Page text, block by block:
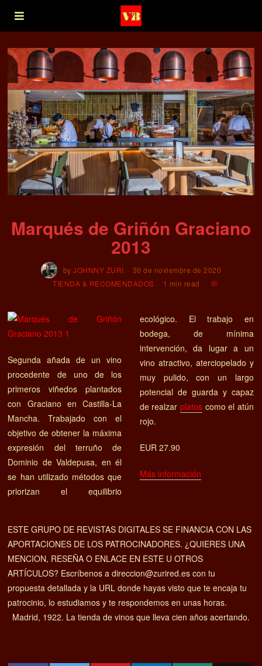
Marqués de Griñón Graciano
2013
byJOHNNY ZURI
30 de noviembre de 2020
TIENDA & RECOMENDADOS
1 min read
Segunda añada de un vino
procedente de uno de los
primeros viñedos plantados
con Graciano en Castilla-La
Mancha. Trabajado con el
objetivo de obtener la máxima
expresión del terruño de
Dominio de Valdepusa, en él
se han utilizado métodos que
priorizan el equilibrio
ecológico. El trabajo en
bodega, de mínima
intervención, da lugar a un
vino atractivo, aterciopelado y
muy pulido, con un largo
potencial de guarda y capaz
de realzar platoscomo el atún
rojo.
EUR 27.90
Más información
ESTE GRUPO DE REVISTAS DIGITALES SE FINANCIA CON LAS
APORTACIONES DE LOS PATROCINADORES. ¿QUIERES UNA
MENCION, RESEÑA O ENLACE EN ESTE U OTROS
ARTÍCULOS? Escríbenos a direccion@zurired.es con tu
propuesta detallada y la URL donde hayas visto que te encaja tu
patrocinio, lo estudiamos y te respondemos en unas horas.
Madrid, 1922. La tienda de vinos que lleva cien años acertando.